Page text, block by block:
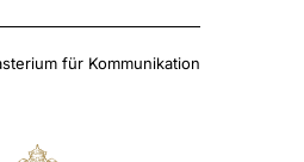
für Kommunikation